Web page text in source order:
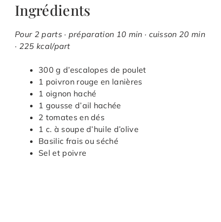
Ingrédients
Pour 2 parts · préparation 10 min · cuisson 20 min
· 225 kcal/part
300 g d’escalopes de poulet
1 poivron rouge en lanières
1 oignon haché
1 gousse d’ail hachée
2 tomates en dés
1 c. à soupe d’huile d’olive
Basilic frais ou séché
Sel et poivre